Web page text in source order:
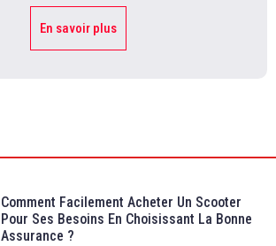
En savoir plus
Comment Facilement Acheter Un Scooter
Pour Ses Besoins En Choisissant La Bonne
Assurance ?